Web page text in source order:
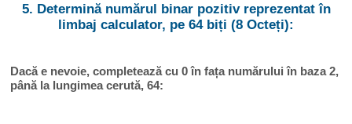
5. Determină numărul binar pozitiv reprezentat în
limbaj calculator, pe 64 biți (8 Octeți):
Dacă e nevoie, completează cu 0 în fața numărului în baza 2,
până la lungimea cerută, 64: